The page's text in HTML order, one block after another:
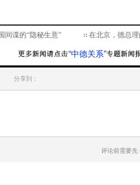
间谍的“隐秘生意” 在北京，德总
“中德关系”
分享到：
评论前需要先